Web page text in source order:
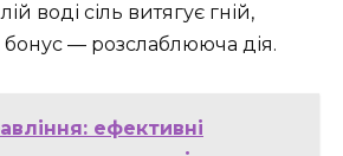
воді сіль витягує гній,
— розслаблююча дія.
ефективні